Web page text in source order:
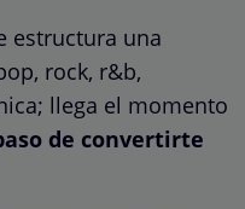
estructura una
rock, r&b,
llega el momento
de convertirte